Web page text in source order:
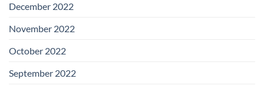
December 2022
November 2022
October 2022
September 2022